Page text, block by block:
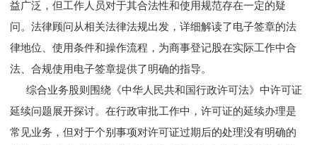
益广泛，但工作人员对于其合法性和使用规范存在一定的疑
问。法律顾问从相关法律法规出发，详细解读了电子签章的法
律地位、使用条件和操作流程，为商事登记股在实际工作中合
法、合规使用电子签章提供了明确的指导。
综合业务股则围绕《中华人民共和国行政许可法》中许可证
延续问题展开探讨。在行政审批工作中，许可证的延续办理是
常见业务，但对于个别事项对许可证过期后的处理没有明确的